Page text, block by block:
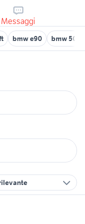
Messaggi
bmw e90 bmw 507